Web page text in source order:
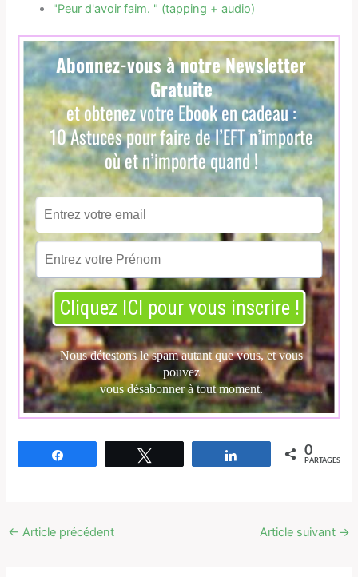
"Peur d'avoir faim. " (tapping + audio)
Partagez 0
PARTAGES
← Article précédent Article suivant →